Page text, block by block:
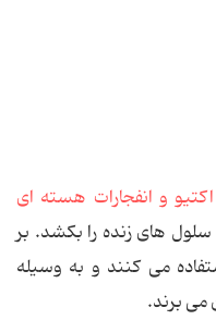
اكتیو و انفجارات هسته ‌ای
سلول ‌های زنده را بكشد. بر
می‌ كنند و به ‌وسیله
می ‌برند.